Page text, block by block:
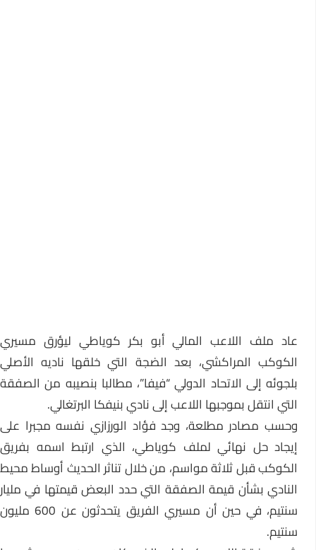
عاد ملف اللاعب المالي أبو بكر كوياطي ليؤرق مسيري
الكوكب المراكشي، بعد الضجة التي خلقها ناديه الأصلي
بلجوئه إلى الاتحاد الدولي “فيفا”، مطالبا بنصيبه من الصفقة
التي انتقل بموجبها اللاعب إلى نادي بنيفكا البرتغالي.
وحسب مصادر مطلعة، وجد فؤاد الورزازي نفسه مجبرا على
إيجاد حل نهائي لملف كوياطي، الذي ارتبط اسمه بفريق
الكوكب قبل ثلاثة مواسم، من خلال تناثر الحديث أوساط محيط
النادي بشأن قيمة الصفقة التي حدد البعض قيمتها في مليار
سنتيم، في حين أن مسيري الفريق يتحدثون عن 600 مليون
سنتيم.